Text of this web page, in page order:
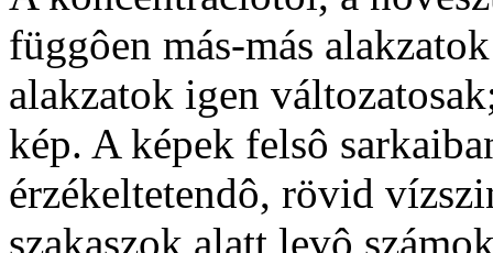
függôen más-más
alakzatok igen
kép. A képek felsô
érzékeltetendô, rövid
szakaszok alatt levô